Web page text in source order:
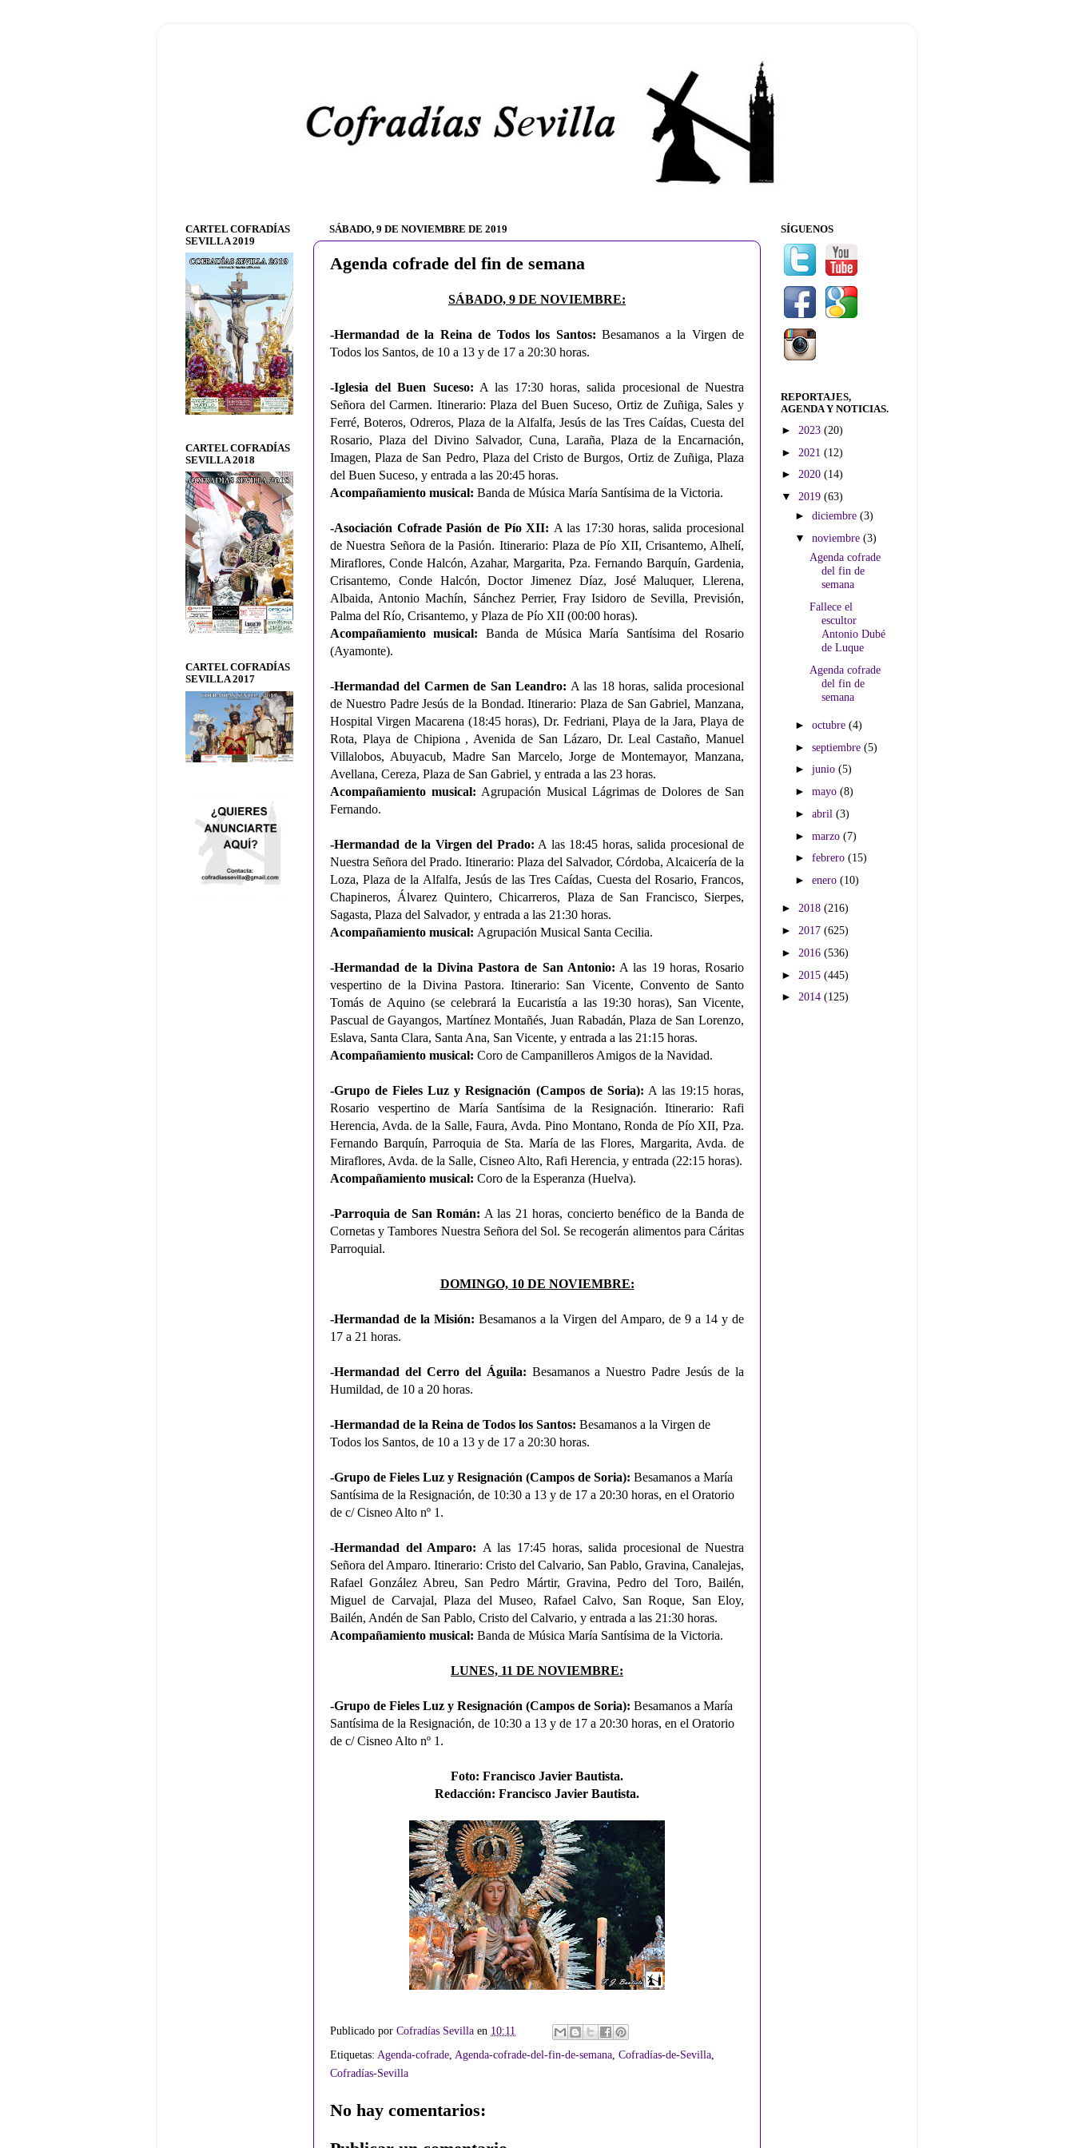
SÁBADO, 9 DE NOVIEMBRE DE 2019
Agenda cofrade del fin de semana
SÁBADO, 9 DE NOVIEMBRE:
-Hermandad de la Reina de Todos los Santos: Besamanos a la Virgen de
Todos los Santos, de 10 a 13 y de 17 a 20:30 horas.
-Iglesia del Buen Suceso: A las 17:30 horas, salida procesional de Nuestra
Señora del Carmen. Itinerario: Plaza del Buen Suceso, Ortiz de Zuñiga, Sales y
Ferré, Boteros, Odreros, Plaza de la Alfalfa, Jesús de las Tres Caídas, Cuesta del
Rosario, Plaza del Divino Salvador, Cuna, Laraña, Plaza de la Encarnación,
Imagen, Plaza de San Pedro, Plaza del Cristo de Burgos, Ortiz de Zuñiga, Plaza
del Buen Suceso, y entrada a las 20:45 horas.
Acompañamiento musical: Banda de Música María Santísima de la Victoria.
-Asociación Cofrade Pasión de Pío XII: A las 17:30 horas, salida procesional
de Nuestra Señora de la Pasión. Itinerario: Plaza de Pío XII, Crisantemo, Alhelí,
Miraflores, Conde Halcón, Azahar, Margarita, Pza. Fernando Barquín, Gardenia,
Crisantemo, Conde Halcón, Doctor Jimenez Díaz, José Maluquer, Llerena,
Albaida, Antonio Machín, Sánchez Perrier, Fray Isidoro de Sevilla, Previsión,
Palma del Río, Crisantemo, y Plaza de Pío XII (00:00 horas).
Acompañamiento musical: Banda de Música María Santísima del Rosario
(Ayamonte).
-Hermandad del Carmen de San Leandro: A las 18 horas, salida procesional
de Nuestro Padre Jesús de la Bondad. Itinerario: Plaza de San Gabriel, Manzana,
Hospital Virgen Macarena (18:45 horas), Dr. Fedriani, Playa de la Jara, Playa de
Rota, Playa de Chipiona , Avenida de San Lázaro, Dr. Leal Castaño, Manuel
Villalobos, Abuyacub, Madre San Marcelo, Jorge de Montemayor, Manzana,
Avellana, Cereza, Plaza de San Gabriel, y entrada a las 23 horas.
Acompañamiento musical: Agrupación Musical Lágrimas de Dolores de San
Fernando.
-Hermandad de la Virgen del Prado: A las 18:45 horas, salida procesional de
Nuestra Señora del Prado. Itinerario: Plaza del Salvador, Córdoba, Alcaicería de la
Loza, Plaza de la Alfalfa, Jesús de las Tres Caídas, Cuesta del Rosario, Francos,
Chapineros, Álvarez Quintero, Chicarreros, Plaza de San Francisco, Sierpes,
Sagasta, Plaza del Salvador, y entrada a las 21:30 horas.
Acompañamiento musical: Agrupación Musical Santa Cecilia.
-Hermandad de la Divina Pastora de San Antonio: A las 19 horas, Rosario
vespertino de la Divina Pastora. Itinerario: San Vicente, Convento de Santo
Tomás de Aquino (se celebrará la Eucaristía a las 19:30 horas), San Vicente,
Pascual de Gayangos, Martínez Montañés, Juan Rabadán, Plaza de San Lorenzo,
Eslava, Santa Clara, Santa Ana, San Vicente, y entrada a las 21:15 horas.
Acompañamiento musical: Coro de Campanilleros Amigos de la Navidad.
-Grupo de Fieles Luz y Resignación (Campos de Soria): A las 19:15 horas,
Rosario vespertino de María Santísima de la Resignación. Itinerario: Rafi
Herencia, Avda. de la Salle, Faura, Avda. Pino Montano, Ronda de Pío XII, Pza.
Fernando Barquín, Parroquia de Sta. María de las Flores, Margarita, Avda. de
Miraflores, Avda. de la Salle, Cisneo Alto, Rafi Herencia, y entrada (22:15 horas).
Acompañamiento musical: Coro de la Esperanza (Huelva).
-Parroquia de San Román: A las 21 horas, concierto benéfico de la Banda de
Cornetas y Tambores Nuestra Señora del Sol. Se recogerán alimentos para Cáritas
Parroquial.
DOMINGO, 10 DE NOVIEMBRE:
-Hermandad de la Misión: Besamanos a la Virgen del Amparo, de 9 a 14 y de
17 a 21 horas.
-Hermandad del Cerro del Águila: Besamanos a Nuestro Padre Jesús de la
Humildad, de 10 a 20 horas.
-Hermandad de la Reina de Todos los Santos: Besamanos a la Virgen de
Todos los Santos, de 10 a 13 y de 17 a 20:30 horas.
-Grupo de Fieles Luz y Resignación (Campos de Soria): Besamanos a María
Santísima de la Resignación, de 10:30 a 13 y de 17 a 20:30 horas, en el Oratorio
de c/ Cisneo Alto nº 1.
-Hermandad del Amparo: A las 17:45 horas, salida procesional de Nuestra
Señora del Amparo. Itinerario: Cristo del Calvario, San Pablo, Gravina, Canalejas,
Rafael González Abreu, San Pedro Mártir, Gravina, Pedro del Toro, Bailén,
Miguel de Carvajal, Plaza del Museo, Rafael Calvo, San Roque, San Eloy,
Bailén, Andén de San Pablo, Cristo del Calvario, y entrada a las 21:30 horas.
Acompañamiento musical: Banda de Música María Santísima de la Victoria.
LUNES, 11 DE NOVIEMBRE:
-Grupo de Fieles Luz y Resignación (Campos de Soria): Besamanos a María
Santísima de la Resignación, de 10:30 a 13 y de 17 a 20:30 horas, en el Oratorio
de c/ Cisneo Alto nº 1.
Foto: Francisco Javier Bautista.
Redacción: Francisco Javier Bautista.
Publicado por Cofradías Sevilla en 10:11
Etiquetas: Agenda-cofrade Agenda-cofrade-del-fin-de-semana Cofradías-de-Sevilla
Cofradías-Sevilla
No hay comentarios:
CARTEL COFRADÍAS
SEVILLA 2019
CARTEL COFRADÍAS
SEVILLA 2018
CARTEL COFRADÍAS
SEVILLA 2017
SÍGUENOS
REPORTAJES,
AGENDA Y NOTICIAS.
► 2023 (20)
► 2021 (12)
► 2020 (14)
▼ 2019 (63)
►diciembre(3)
▼noviembre(3)
Agenda cofrade
del fin de
semana
Fallece el
escultor
Antonio Dubé
de Luque
Agenda cofrade
del fin de
semana
►octubre(4)
►septiembre(5)
►junio(5)
►mayo(8)
►abril(3)
►marzo(7)
►febrero(15)
►enero(10)
► 2018 (216)
► 2017 (625)
► 2016 (536)
► 2015 (445)
► 2014 (125)